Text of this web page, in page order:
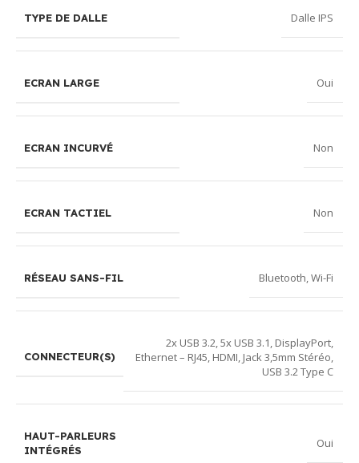
TYPE DE DALLE Dalle IPS
ECRAN LARGE Oui
ECRAN INCURVÉ Non
ECRAN TACTIEL Non
RÉSEAU SANS-FIL Bluetooth,Wi-Fi
CONNECTEUR(S)
2x USB 3.2,5x USB 3.1, DisplayPort,
Ethernet – RJ45, HDMI, Jack 3,5mm Stéréo,
USB 3.2 Type C
HAUT-PARLEURS
INTÉGRÉS
Oui